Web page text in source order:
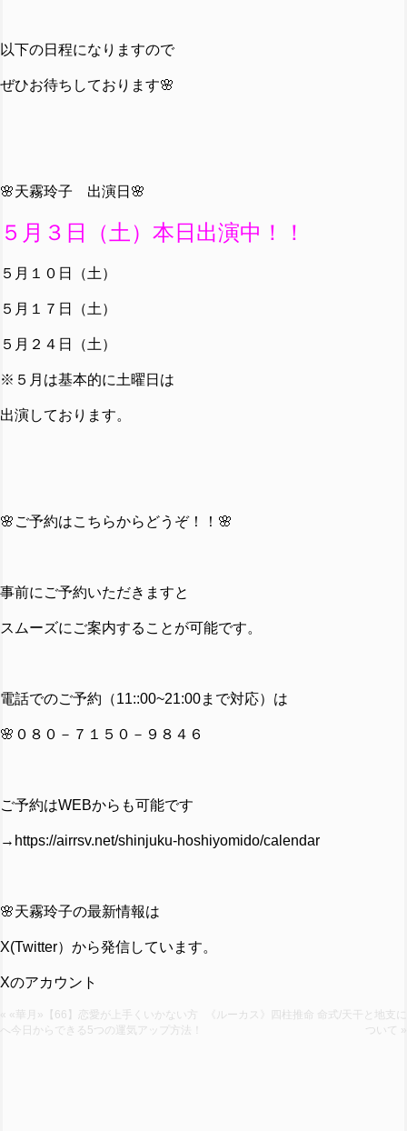
以下の日程になりますので
ぜひお待ちしております🌸
🌸天霧玲子 出演日🌸
５月３日（土）本日出演中！！
５月１０日（土）
５月１７日（土）
５月２４日（土）
※５月は基本的に土曜日は
出演しております。
🌸ご予約はこちらからどうぞ！！🌸
事前にご予約いただきますと
スムーズにご案内することが可能です。
電話でのご予約（11::00~21:00まで対応）は
🌸０８０－７１５０－９８４６
ご予約はWEBからも可能です
→https://airrsv.net/shinjuku-hoshiyomido/calendar
🌸天霧玲子の最新情報は
X(Twitter）から発信しています。
Xのアカウント
« «華月»【66】恋愛が上手くいかない方
へ今日からできる5つの運気アップ方法！
《ルーカス》四柱推命 命式/天干と地支に
ついて »